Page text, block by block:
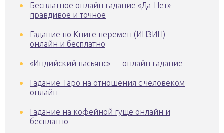
Бесплатное онлайн гадание «Да-Нет» —
правдивое и точное
Гадание по Книге перемен (ИЦЗИН) —
онлайн и бесплатно
«Индийский пасьянс» — онлайн гадание
Гадание Таро на отношения с человеком
онлайн
Гадание на кофейной гуще онлайн и
бесплатно